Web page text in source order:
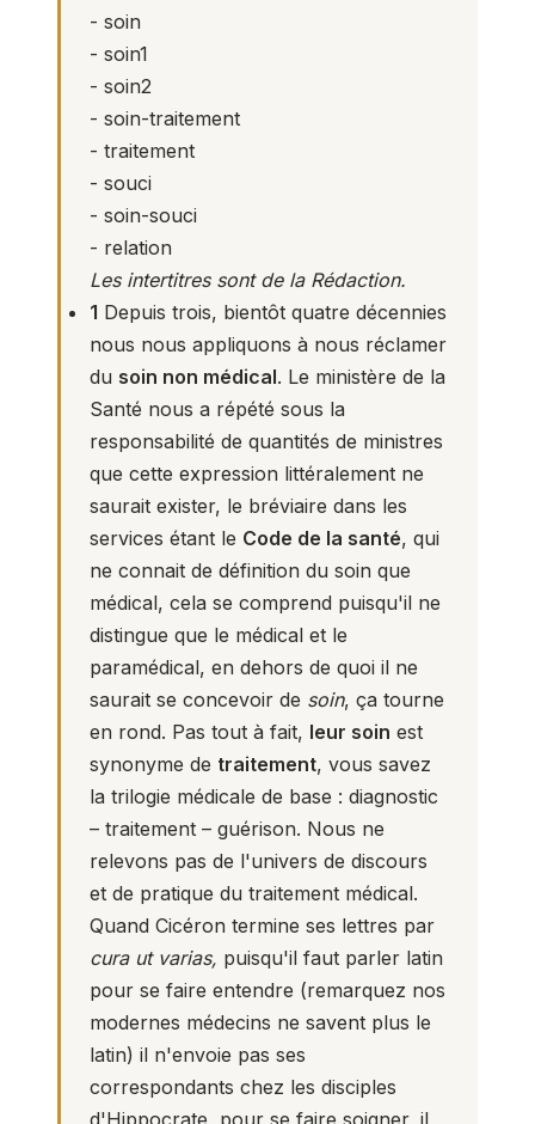
- soin
- soin1
- soin2
- soin-traitement
- traitement
- souci
- soin-souci
- relation
Les intertitres sont de la Rédaction.
1 Depuis trois, bientôt quatre décennies
nous nous appliquons à nous réclamer
du soin non médical. Le ministère de la
Santé nous a répété sous la
responsabilité de quantités de ministres
que cette expression littéralement ne
saurait exister, le bréviaire dans les
services étant le Code de la santé, qui
ne connait de définition du soin que
médical, cela se comprend puisqu'il ne
distingue que le médical et le
paramédical, en dehors de quoi il ne
saurait se concevoir de soin, ça tourne
en rond. Pas tout à fait, leur soin est
synonyme de traitement, vous savez
la trilogie médicale de base : diagnostic
– traitement – guérison. Nous ne
relevons pas de l'univers de discours
et de pratique du traitement médical.
Quand Cicéron termine ses lettres par
cura ut varias, puisqu'il faut parler latin
pour se faire entendre (remarquez nos
modernes médecins ne savent plus le
latin) il n'envoie pas ses
correspondants chez les disciples
d'Hippocrate, pour se faire soigner, il